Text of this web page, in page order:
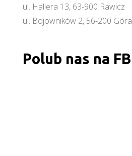
ul. Hallera 13, 63-900 Rawicz
ul. Bojowników 2, 56-200 Góra
Polub nas na FB